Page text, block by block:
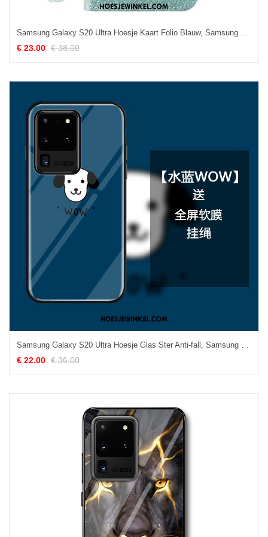
Samsung Galaxy S20 Ultra Hoesje Kaart Folio Blauw, Samsung Galaxy S20 Ultra Hoesje Siliconen Ster
€ 23.00 € 38.00
Samsung Galaxy S20 Ultra Hoesje Glas Ster Anti-fall, Samsung Galaxy S20 Ultra Hoesje Persoonlijk Eenvoudige
€ 22.00 € 36.00